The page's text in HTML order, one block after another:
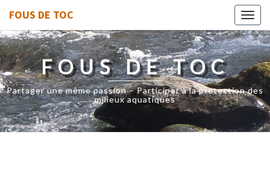
FOUS DE TOC
FOUS DE TOC
Partager une même passion – Participer à la protection des
milieux aquatiques